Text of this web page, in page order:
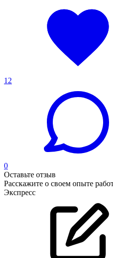
12
0
Оставьте отзыв
Расскажите о своем опыте
Экспресс